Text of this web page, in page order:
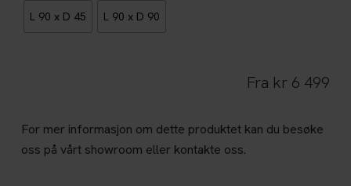
Fra kr 6 499
L 90 x D 45 L 90 x D 90
For mer informasjon om dette produktet kan du besøke
oss på vårt showroom eller kontakte oss.